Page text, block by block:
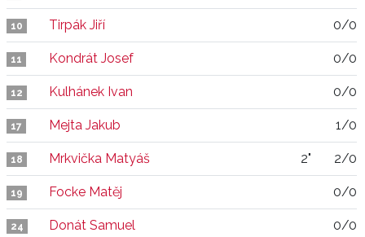
10 Tirpák Jiří 0/0
11 Kondrát Josef 0/0
12 Kulhánek Ivan 0/0
17 Mejta Jakub 1/0
18 Mrkvička Matyáš 2" 2/0
19 Focke Matěj 0/0
24 Donát Samuel 0/0